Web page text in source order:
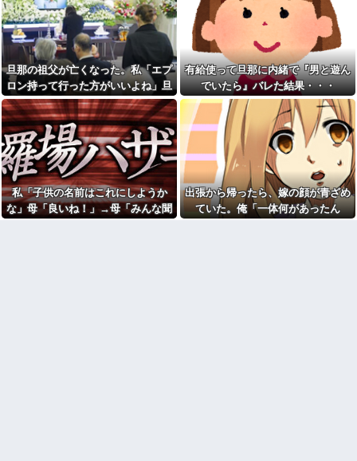
職が茶金髪でピアス多めの30代
チャラ男
兄夫婦の第一子にあわじ結び
の金封に一万円を包んで渡し
た。すると兄嫁から「もう二度
と子供を産めないことを望んで
いるってことなんでしょ！」と
キレられ...
従弟「研修だから泊めて」私
「今は臨月なんだけど…」→断
りきれず了承したら、さらに
図々しい要求まで飛び出して…
出張から帰ったら、嫁の顔が
青ざめていた。俺「一体何があ
ったんだ？」嫁「…」→子供た
ちに話を聞くと…
賃貸物件を内覧中、ベランダ
に出たら突然ゾワッと両腕に鳥
【画像】44歳の芸能人が同窓
会に参加した結果ｗｗｗｗｗｗ
ｗｗｗｗｗｗｗｗｗｗ
「お前は自分に甘い」と家族
に責められ育った私…３０歳の
時、真夏に重度の熱中症で救急
搬送された結果→会社の人たち
から叩きつけられた「衝撃の事
実」に絶句
【画像】思わず保存したくな
る「笑える画像・最高な画像」
貼っていけｗｗｗｗｗ
33歳くらいから太ったせいか
加齢で＊が緩んだのかチョビッ
と漏れるようになった
「エアコンから変な音がす
る。なんだろ…え？」ﾊﾟｼｬｯ →
ヤバすぎる物が飛び出てく
旦那の祖父が亡くなった。私「エプ
ロン持って行った方がいいよね」旦
那「余計な出費すんな。そんなもん
買うなら今後一切金を出さねぇぞ」
私「えっ…」
有給使って旦那に内緒で『男と遊ん
でいたら』バレた結果・・・
私「子供の名前はこれにしようか
な」母「良いね！」→母「みんな聞
出張から帰ったら、嫁の顔が青ざめ
ていた。俺「一体何があったん